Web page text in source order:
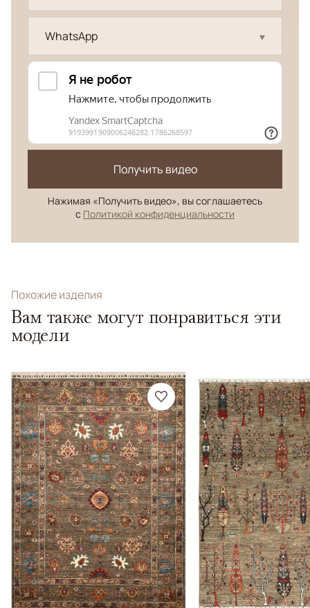
WhatsApp
Получить видео
Нажимая «Получить видео», вы соглашаетесь
с Политикой конфиденциальности
Похожие изделия
Вам также могут понравиться эти
модели